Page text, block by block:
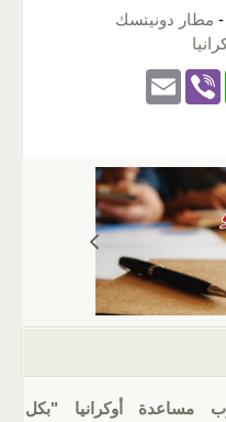
- مطار دونيتسك
W
s
A
p
p
Vi
مساعدة أوكرانيا "بكل